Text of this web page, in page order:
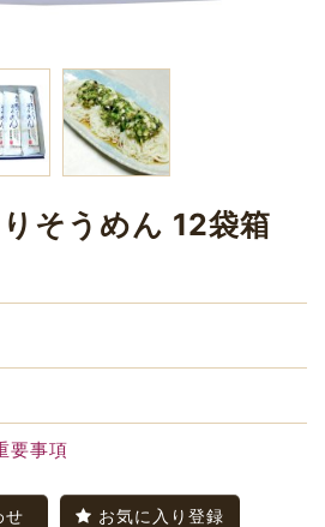
そうめん 12袋箱
要事項
せ お気に入り登録